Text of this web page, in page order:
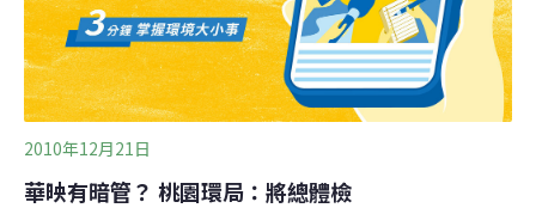
2010年12月21日
華映有暗管？ 桃園環局：將總體檢